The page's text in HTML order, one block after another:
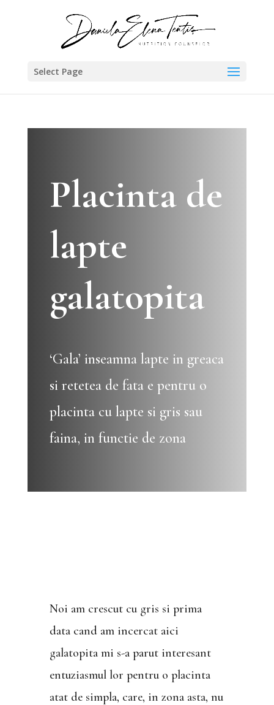
Select Page
Placinta de
lapte
galatopita
‘Gala’ inseamna lapte in greaca
si retetea de fata e pentru o
placinta cu lapte si gris sau
faina, in functie de zona
Noi am crescut cu gris si prima
data cand am incercat aici
galatopita mi s-a parut interesant
entuziasmul lor pentru o placinta
atat de simpla, care, in zona asta, nu